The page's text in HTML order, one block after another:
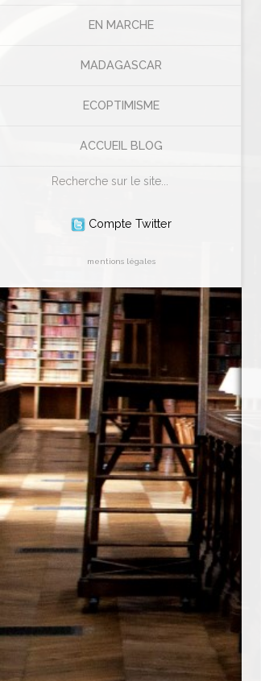
EN MARCHE
MADAGASCAR
ECOPTIMISME
ACCUEIL BLOG
Rechercher
Compte Twitter
mentions légales